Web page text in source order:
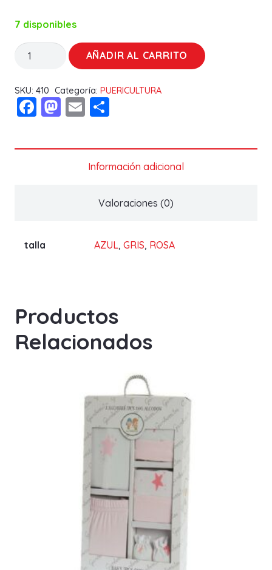
7 disponibles
JUEGO
4PZS
10798
GAMBERRITOS
AÑADIR AL CARRITO
SKU: 410 Categoría: PUERICULTURA
Facebook
Mastodon
Email
Información adicional
Valoraciones (0)
talla AZUL, GRIS, ROSA
Productos
Relacionados